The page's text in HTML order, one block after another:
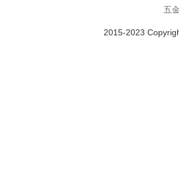
五
2015-2023